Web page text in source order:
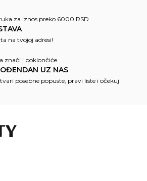
za iznos preko 6000 RSD
na tvojoj adresi!
znači i poklončiće
UZ NAS
posebne popuste, pravi liste i očekuj